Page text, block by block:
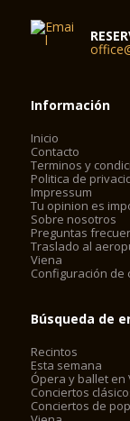
Información
Inicio
Contacto
Terminos y
Politica de
Impressum
Tu opinion es
Sobre nosotros
Preguntas
Traslado al
Viena
Configuración de
Búsqueda de
Recintos
Esta semana
Ópera y ballet en
Conciertos
Conciertos de